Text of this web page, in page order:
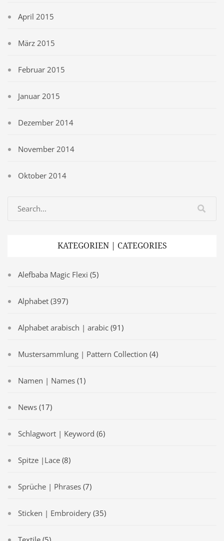
April 2015
März 2015
Februar 2015
Januar 2015
Dezember 2014
November 2014
Oktober 2014
KATEGORIEN | CATEGORIES
Alefbaba Magic Flexi (5)
Alphabet (397)
Alphabet arabisch | arabic (91)
Mustersammlung | Pattern Collection (4)
Namen | Names (1)
News (17)
Schlagwort | Keyword (6)
Spitze |Lace (8)
Sprüche | Phrases (7)
Sticken | Embroidery (35)